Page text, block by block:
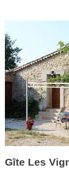
Gîte Les